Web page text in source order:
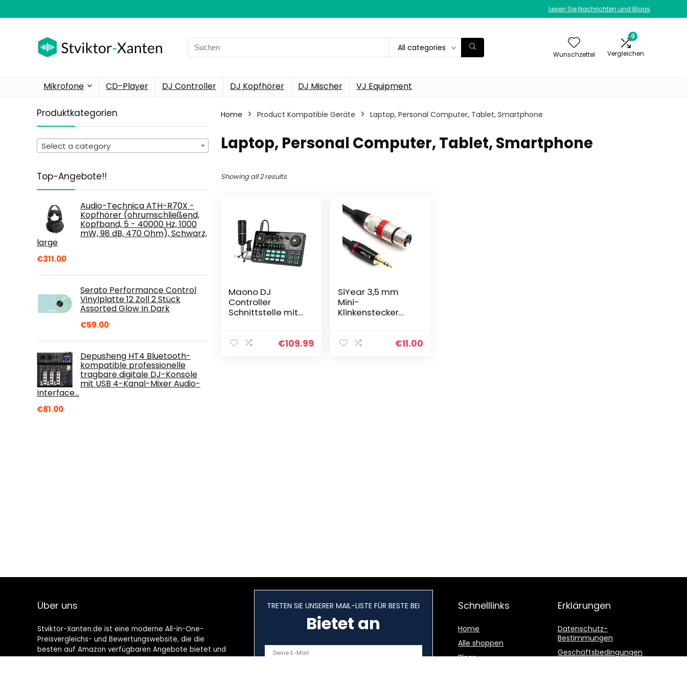
Lesen Sie Nachrichten und Blogs
Search
for:
All categories
Wunschzettel
0
Vergleichen
Mikrofone CD-Player DJ Controller DJ Kopfhörer DJ Mischer VJ Equipment
Produktkategorien
Select a category
Top-Angebote!!
Audio-Technica ATH-R70X -
Kopfhörer (ohrumschließend,
Kopfband, 5 - 40000 Hz, 1000
mW, 98 dB, 470 Ohm), Schwarz,
large
€311.00
Serato Performance Control
Vinylplatte 12 Zoll 2 Stück
Assorted Glow In Dark
€59.00
Depusheng HT4 Bluetooth-
kompatible professionelle
tragbare digitale DJ-Konsole
mit USB 4-Kanal-Mixer Audio-
Interface…
€81.00
Home Product Kompatible Geräte ‎Laptop, Personal Computer, Tablet, Smartphone
‎Laptop, Personal Computer, Tablet, Smartphone
Showing all 2 results
Maono DJ
Controller
Schnittstelle mit
AM200-S1 Audio
€109.99
SiYear 3,5 mm
Mini-
Klinkenstecker
Mikrofonkabel,€11.00
Über uns
Stviktor-Xanten.de ist eine moderne All-in-One-
Preisvergleichs- und Bewertungswebsite, die die
besten auf Amazon verfügbaren Angebote bietet und
Sie durch die neuesten hinzugefügten Blogs auf dem
TRETEN SIE UNSERER MAIL-LISTE FÜR BESTE BEI
Bietet an
Schnelllinks
Home
Alle shoppen
Blogs
Erklärungen
Datenschutz-
Bestimmungen
Geschäftsbedingungen